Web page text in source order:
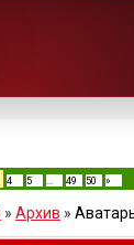
4 5 49 50 »
» Архив »